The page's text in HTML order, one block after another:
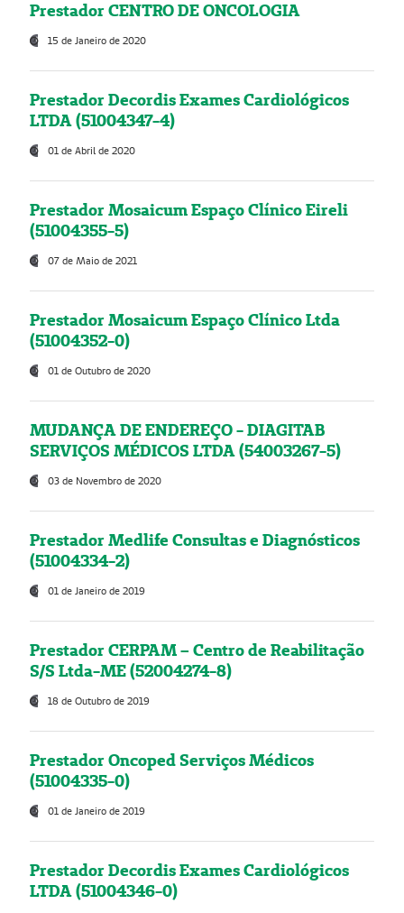
Prestador CENTRO DE ONCOLOGIA
15 de Janeiro de 2020
Prestador Decordis Exames Cardiológicos
LTDA (51004347-4)
01 de Abril de 2020
Prestador Mosaicum Espaço Clínico Eireli
(51004355-5)
07 de Maio de 2021
Prestador Mosaicum Espaço Clínico Ltda
(51004352-0)
01 de Outubro de 2020
MUDANÇA DE ENDEREÇO - DIAGITAB
SERVIÇOS MÉDICOS LTDA (54003267-5)
03 de Novembro de 2020
Prestador Medlife Consultas e Diagnósticos
(51004334-2)
01 de Janeiro de 2019
Prestador CERPAM – Centro de Reabilitação
S/S Ltda-ME (52004274-8)
18 de Outubro de 2019
Prestador Oncoped Serviços Médicos
(51004335-0)
01 de Janeiro de 2019
Prestador Decordis Exames Cardiológicos
LTDA (51004346-0)